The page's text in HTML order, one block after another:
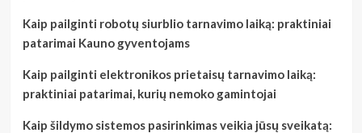
Kaip pailginti robotų siurblio tarnavimo laiką: praktiniai
patarimai Kauno gyventojams
Kaip pailginti elektronikos prietaisų tarnavimo laiką:
praktiniai patarimai, kurių nemoko gamintojai
Kaip šildymo sistemos pasirinkimas veikia jūsų sveikatą: